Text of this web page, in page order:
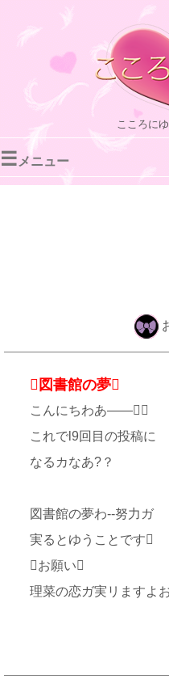
こころに
☰ メニュー
図書館の夢
こんにちわあ——㊤
これでl9回目の投稿に
なるカなあ?？
図書館の夢わ--努力ガ
実るとゆうことです
お願い
理菜の恋ガ実リますよ